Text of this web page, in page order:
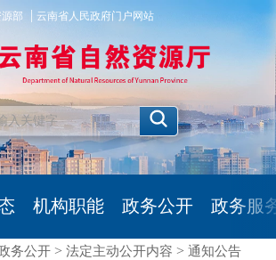
部 |云南省人民政府门户网站
机构职能 政务公开 政务服
务公开 >法定主动公开内容 >通知公告